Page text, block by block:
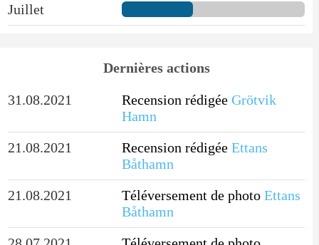
Juillet
Dernières actions
31.08.2021 Recension rédigée Grötvik
Hamn
21.08.2021
Recension rédigée Ettans
Båthamn
21.08.2021
Téléversement de photo Ettans
Båthamn